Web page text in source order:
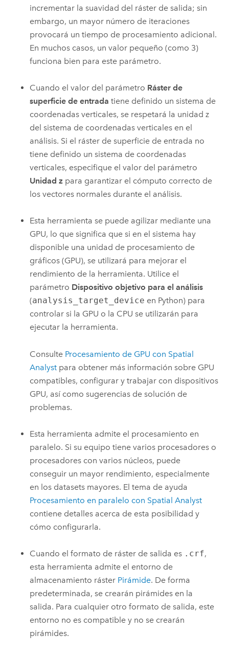
incrementar la suavidad del ráster de salida; sin
embargo, un mayor número de iteraciones
provocará un tiempo de procesamiento adicional.
En muchos casos, un valor pequeño (como 3)
funciona bien para este parámetro.
Cuando el valor del parámetro Ráster de
superficie de entrada tiene definido un sistema de
coordenadas verticales, se respetará la unidad z
del sistema de coordenadas verticales en el
análisis. Si el ráster de superficie de entrada no
tiene definido un sistema de coordenadas
verticales, especifique el valor del parámetro
Unidad z para garantizar el cómputo correcto de
los vectores normales durante el análisis.
Esta herramienta se puede agilizar mediante una
GPU, lo que significa que si en el sistema hay
disponible una unidad de procesamiento de
gráficos (GPU), se utilizará para mejorar el
rendimiento de la herramienta. Utilice el
parámetro Dispositivo objetivo para el análisis
(analysis_target_device en Python) para
controlar si la GPU o la CPU se utilizarán para
ejecutar la herramienta.
Consulte Procesamiento de GPU con Spatial
Analyst para obtener más información sobre GPU
compatibles, configurar y trabajar con dispositivos
GPU, así como sugerencias de solución de
problemas.
Esta herramienta admite el procesamiento en
paralelo. Si su equipo tiene varios procesadores o
procesadores con varios núcleos, puede
conseguir un mayor rendimiento, especialmente
en los datasets mayores. El tema de ayuda
Procesamiento en paralelo con Spatial Analyst
contiene detalles acerca de esta posibilidad y
cómo configurarla.
Cuando el formato de ráster de salida es .crf,
esta herramienta admite el entorno de
almacenamiento ráster Pirámide. De forma
predeterminada, se crearán pirámides en la
salida. Para cualquier otro formato de salida, este
entorno no es compatible y no se crearán
pirámides.